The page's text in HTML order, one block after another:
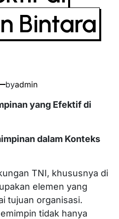
Bintara
byadmin
yang Efektif di
dalam Konteks
TNI, khususnya di
elemen yang
tujuan organisasi.
tidak hanya